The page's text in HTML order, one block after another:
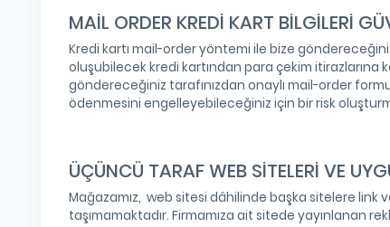
MAİL ORDER KREDİ KART BİLGİLERİ
Kredi kartı mail-order yöntemi ile bize
oluşubilecek kredi kartından para çekim itirazlarına
göndereceğiniz tarafınızdan onaylı mail-order
ödenmesini engelleyebileceğiniz için bir risk
ÜÇÜNCÜ TARAF WEB SİTELERİ VE
Mağazamız, web sitesi dâhilinde başka sitelere link
taşımamaktadır. Firmamıza ait sitede yayınlanan